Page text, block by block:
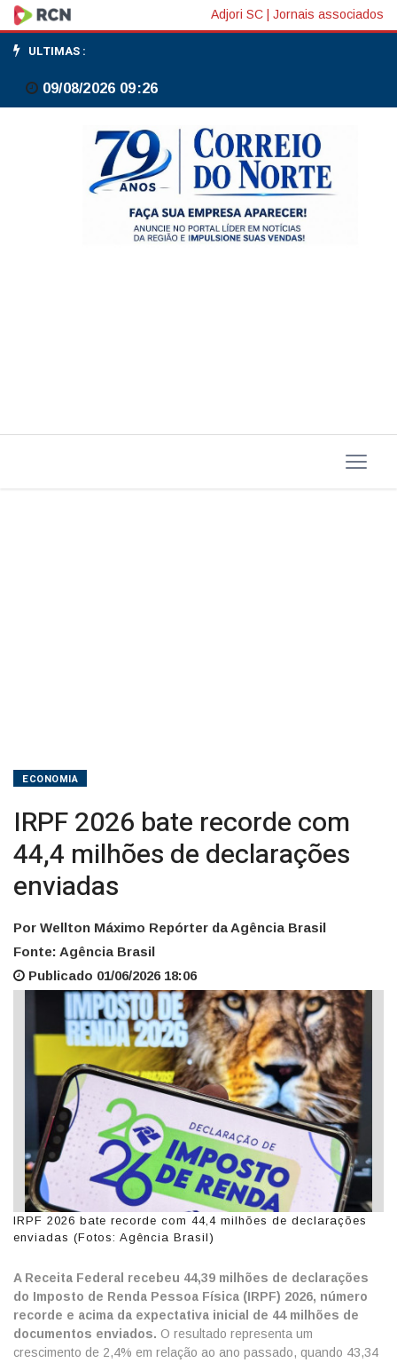
IRPF
2026
bate
recorde
Adjori SC Jornais associados
ULTIMAS :
09/08/2026 09:26
ECONOMIA
IRPF 2026 bate recorde com
44,4 milhões de declarações
enviadas
Por Wellton Máximo Repórter da Agência Brasil
Fonte: Agência Brasil
Publicado 01/06/2026 18:06
IRPF 2026 bate recorde com 44,4 milhões de declarações
enviadas (Fotos: Agência Brasil)
A Receita Federal recebeu 44,39 milhões de declarações
do Imposto de Renda Pessoa Física (IRPF) 2026, número
recorde e acima da expectativa inicial de 44 milhões de
documentos enviados. O resultado representa um
crescimento de 2,4% em relação ao ano passado, quando 43,34